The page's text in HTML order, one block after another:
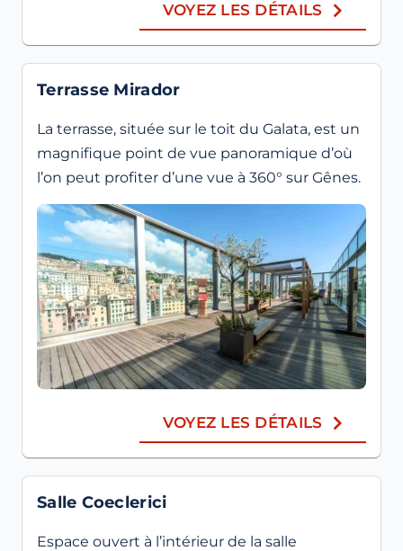
VOYEZ LES DÉTAILS
Terrasse Mirador
La terrasse, située sur le toit du Galata, est un
magnifique point de vue panoramique d’où
l’on peut profiter d’une vue à 360° sur Gênes.
VOYEZ LES DÉTAILS
Salle Coeclerici
Espace ouvert à l’intérieur de la salle